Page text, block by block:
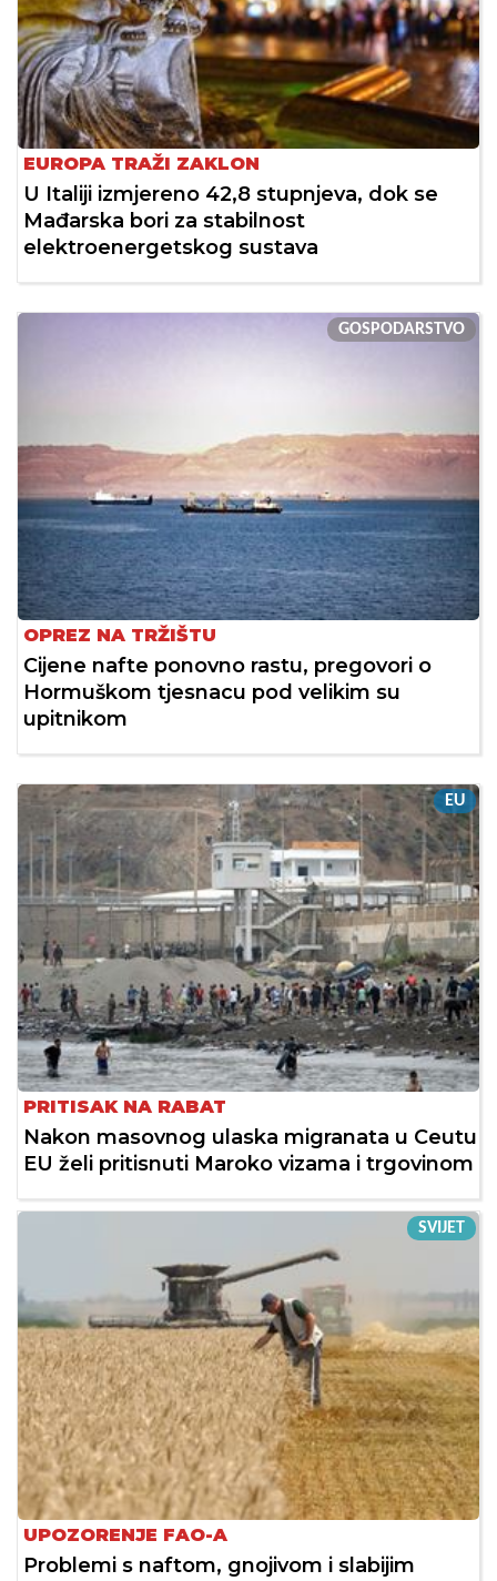
EUROPA TRAŽI ZAKLON
U Italiji izmjereno 42,8 stupnjeva, dok se
Mađarska bori za stabilnost
elektroenergetskog sustava
GOSPODARSTVO
OPREZ NA TRŽIŠTU
Cijene nafte ponovno rastu, pregovori o
Hormuškom tjesnacu pod velikim su
upitnikom
EU
PRITISAK NA RABAT
Nakon masovnog ulaska migranata u Ceutu
EU želi pritisnuti Maroko vizama i trgovinom
SVIJET
UPOZORENJE FAO-A
Problemi s naftom, gnojivom i slabijim